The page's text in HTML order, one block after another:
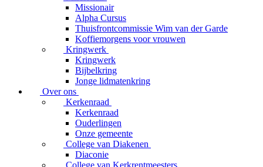
Missionair
Alpha Cursus
Thuisfrontcommissie Wim van der Garde
Koffiemorgens voor vrouwen
Kringwerk
Kringwerk
Bijbelkring
Jonge lidmatenkring
Over ons
Kerkenraad
Kerkenraad
Ouderlingen
Onze gemeente
College van Diakenen
Diaconie
College van Kerkrentmeesters